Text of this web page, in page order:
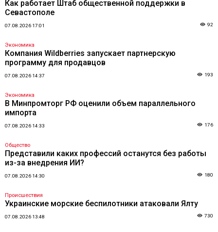
Как работает Штаб общественной поддержки в
Севастополе
07.08.2026 17:01 92
Экономика
Компания Wildberries запускает партнерскую
программу для продавцов
07.08.2026 14:37 193
Экономика
В Минпромторг РФ оценили объем параллельного
импорта
07.08.2026 14:33 176
Общество
Представили каких профессий останутся без работы
из-за внедрения ИИ?
07.08.2026 14:30 180
Происшествия
Украинские морские беспилотники атаковали Ялту
07.08.2026 13:48 730